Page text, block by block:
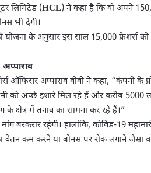
लिमिटेड (HCL) ने कहा है कि वो अपने
भी देगी।
योजना के अनुसार इस साल 15,000 फ्रेशर्स
ऑफिसर अप्पाराव वीवी ने कहा, “कंपनी
को अच्छे इशारे मिल रहे हैं और करीब 5000
के क्षेत्र में तनाव का सामना कर रहे हैं।”
मांग बरकरार रहेगी। हालांकि, कोविड-19
वेतन कम करने या बोनस पर रोक लगाने जैसा